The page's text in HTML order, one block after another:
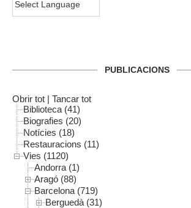
PUBLICACIONS
Obrir tot | Tancar tot
Biblioteca (41)
Biografies (20)
Notícies (18)
Restauracions (11)
Vies (1120)
Andorra (1)
Aragó (88)
Barcelona (719)
Berguedà (31)